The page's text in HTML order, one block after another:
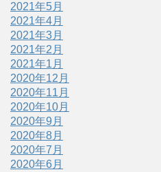
2021年5月
2021年4月
2021年3月
2021年2月
2021年1月
2020年12月
2020年11月
2020年10月
2020年9月
2020年8月
2020年7月
2020年6月